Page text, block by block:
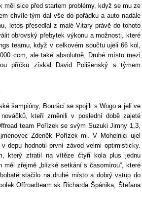
měl sice před startem problémy, když se mu ze
chvíle tým dal vše do pořádku a auto nadále
letos přesedlal z malé Vitary právě do tohoto
obrovský přebytek výkonu a možnosti, které
teamu, když v celkovém součtu ujeli 66 kol,
ccm, ale také absolutně. Druhé místo mezi
příčku získal David Polišenský s týmem
šampióny, Bouráci se spojili s Wogo a jeli ve
kteří změnili v poslední době zajeté
team Pořízek se svým Suzuki Jimny 1,3,
Zdeněk Pořízek ml. V Mohelnici ujel
depu hodnotil první závod velmi optimisticky.
který ztratil na vítěze čtyři kola plus jednu
zřejmě „blízké setkání s časomírou“, které
stačilo na druhé místo a dobrý vstup do
Offroadteam.sk Richarda Špánika, Štefana